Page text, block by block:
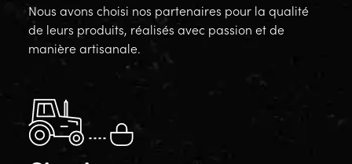
Nous avons choisi nos partenaires pour la qualité
de leurs produits, réalisés avec passion et de
manière artisanale.